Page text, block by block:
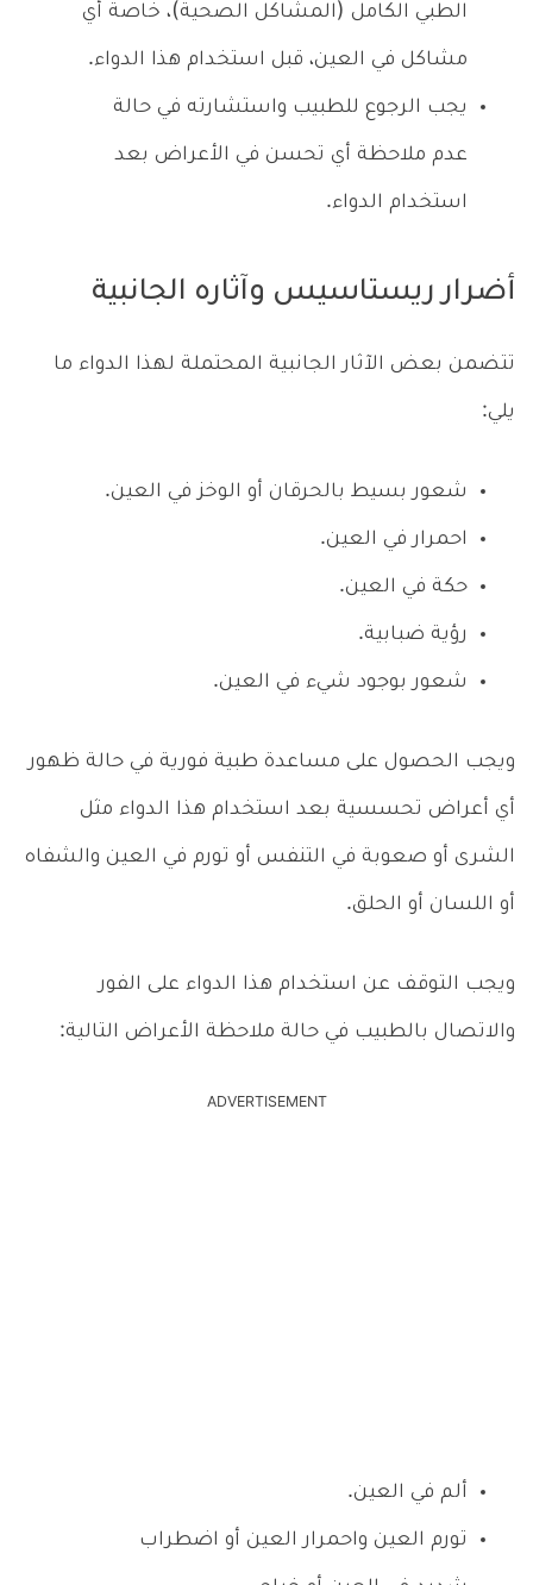
الطبي الكامل (المشاكل الصحية)، خاصة أي
مشاكل في العين، قبل استخدام هذا الدواء.
يجب الرجوع للطبيب واستشارته في حالة
عدم ملاحظة أي تحسن في الأعراض بعد
استخدام الدواء.
أضرار ريستاسيس وآثاره الجانبية
تتضمن بعض الآثار الجانبية المحتملة لهذا الدواء ما
يلي:
شعور بسيط بالحرقان أو الوخز في العين.
احمرار في العين.
حكة في العين.
رؤية ضبابية.
شعور بوجود شيء في العين.
ويجب الحصول على مساعدة طبية فورية في حالة ظهور
أي أعراض تحسسية بعد استخدام هذا الدواء مثل
الشرى أو صعوبة في التنفس أو تورم في العين والشفاه
أو اللسان أو الحلق.
ويجب التوقف عن استخدام هذا الدواء على الفور
والاتصال بالطبيب في حالة ملاحظة الأعراض التالية:
ADVERTISEMENT
ألم في العين.
تورم العين واحمرار العين أو اضطراب